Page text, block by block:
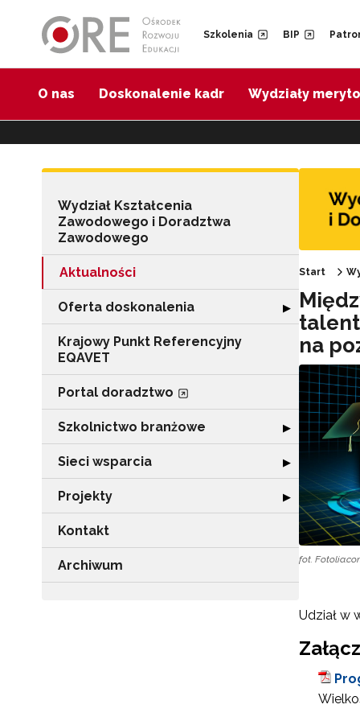
Szkolenia BIP
O nas Doskonalenie kadr Wydziały
Wydział Kształcenia
Zawodowego i Doradztwa
Zawodowego
Aktualności
Oferta doskonalenia Rozwiń sekcję
▶
Krajowy Punkt Referencyjny
EQAVET
Portal doradztwo
Szkolnictwo branżowe Rozwiń sekcję
▶
Sieci wsparcia Rozwiń sekcję
▶
Projekty Rozwiń sekcję
▶
Kontakt
Archiwum
Start
na
fot.
Udział w